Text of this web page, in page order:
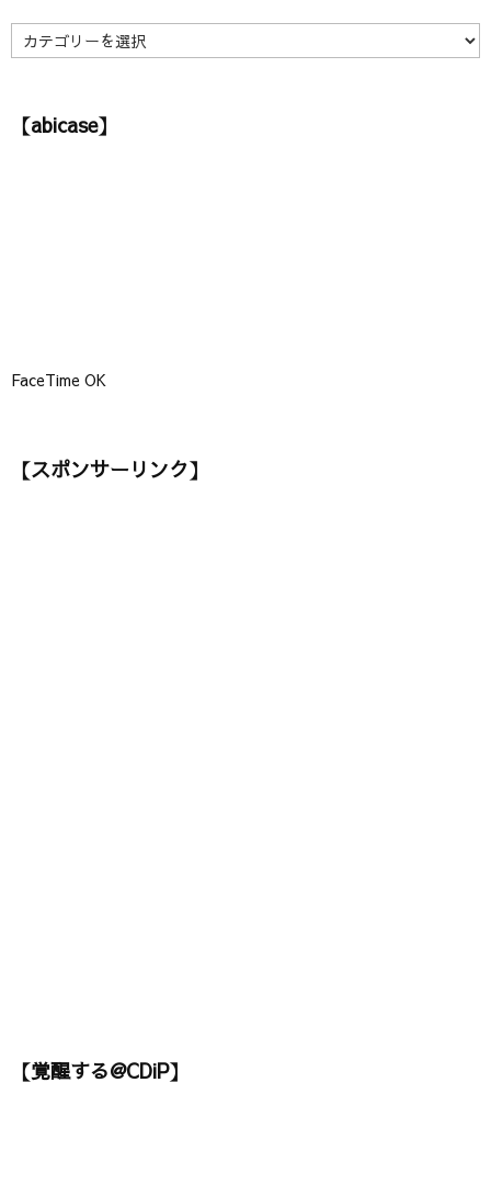
【
カ
リ【abicase】
FaceTime OK
【スポンサーリンク】
【覚醒する@CDiP】